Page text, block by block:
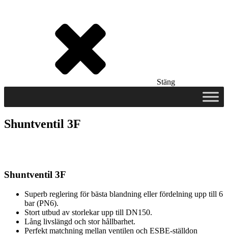
Stäng
Shuntventil 3F
Shuntventil 3F
Superb reglering för bästa blandning eller fördelning upp till 6
bar (PN6).
Stort utbud av storlekar upp till DN150.
Lång livslängd och stor hållbarhet.
Perfekt matchning mellan ventilen och ESBE-ställdon